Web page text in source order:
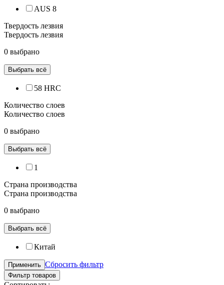
AUS 8
Твердость лезвия
Твердость лезвия
0 выбрано
Выбрать всё
58 HRC
Количество слоев
Количество слоев
0 выбрано
Выбрать всё
1
Страна производства
Страна производства
0 выбрано
Выбрать всё
Китай
Применить Сбросить фильтр
Фильтр товаров